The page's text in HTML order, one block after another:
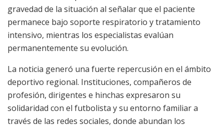
gravedad de la situación al señalar que el paciente
permanece bajo soporte respiratorio y tratamiento
intensivo, mientras los especialistas evalúan
permanentemente su evolución.
La noticia generó una fuerte repercusión en el ámbito
deportivo regional. Instituciones, compañeros de
profesión, dirigentes e hinchas expresaron su
solidaridad con el futbolista y su entorno familiar a
través de las redes sociales, donde abundan los